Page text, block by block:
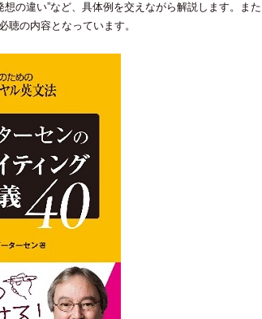
想の違い”など、具体例を交えながら解説します。
聴の内容となっています。